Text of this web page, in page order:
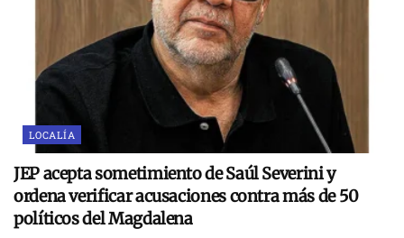
LOCALÍA
JEP acepta sometimiento de Saúl Severini y
ordena verificar acusaciones contra más de 50
políticos del Magdalena